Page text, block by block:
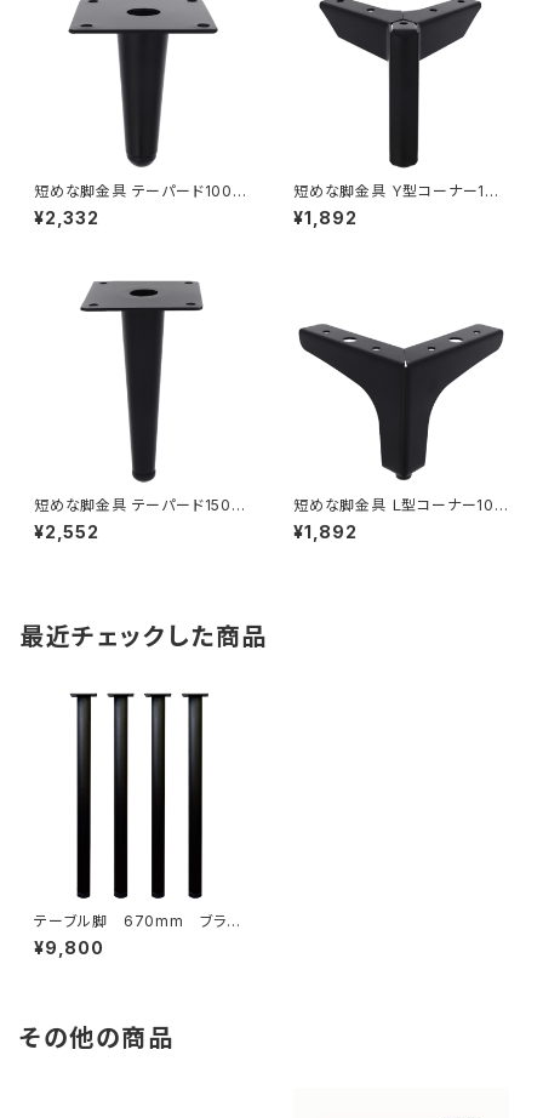
短めな脚金具 テーパード100ブ
ラック ４本セット（70-551W）
¥2,332
短めな脚金具 Ｙ型コーナー100
ブラック ４本セット（70-555W）
¥1,892
短めな脚金具 テーパード150ブ
ラック ４本セット（70-552W）
¥2,552
短めな脚金具 Ｌ型コーナー100
ブラック ４本セット（70-553W）
¥1,892
最近チェックした商品
テーブル脚 670mm ブラッ
ク
¥9,800
その他の商品